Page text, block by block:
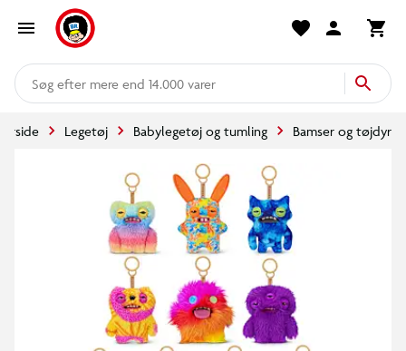
mere end 14.000 varer
Legetøj Babylegetøj og tumling Bamser og tøjdyr